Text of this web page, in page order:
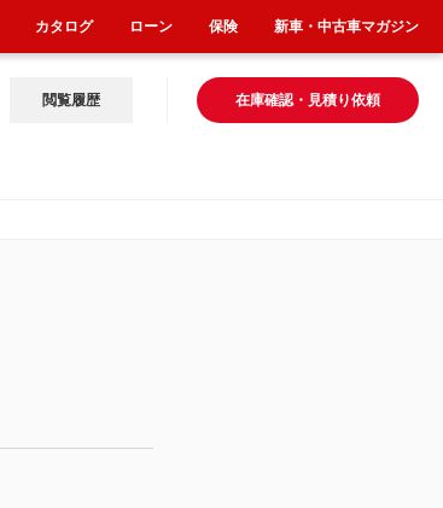
在庫確認・見積り依頼
閲覧履歴
カタログ ローン 保険 新車・中古車マガジン